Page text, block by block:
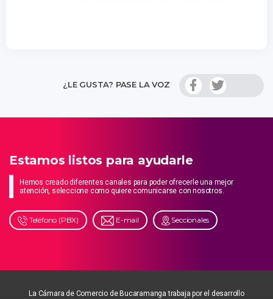
¿LE GUSTA? PASE LA VOZ
Estamos listos para ayudarle
Hemos creado diferentes canales para poder ofrecerle una mejor
atención, seleccione como quiere comunicarse con nosotros.
Teléfono (PBX) E-mail Seccionales
La Cámara de Comercio de Bucaramanga trabaja por el desarrollo